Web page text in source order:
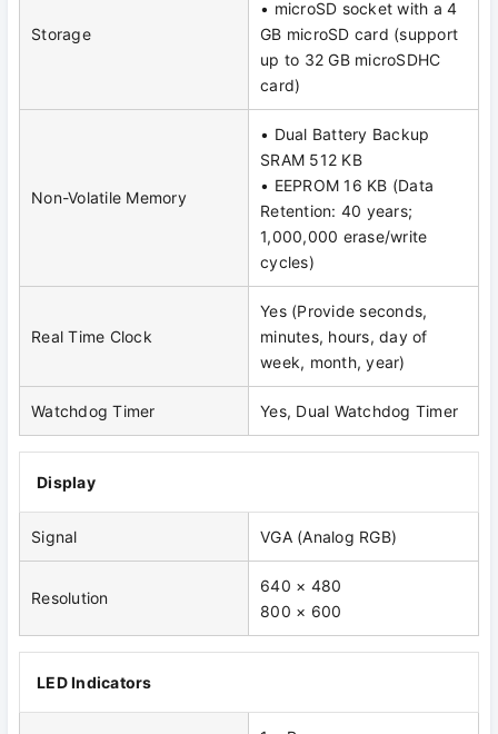
Storage
• microSD socket with a 4
GB microSD card (support
up to 32 GB microSDHC
card)
Non-Volatile Memory
• Dual Battery Backup
SRAM 512 KB
• EEPROM 16 KB (Data
Retention: 40 years;
1,000,000 erase/write
cycles)
Real Time Clock
Yes (Provide seconds,
minutes, hours, day of
week, month, year)
Watchdog Timer Yes, Dual Watchdog Timer
Display
Signal VGA (Analog RGB)
Resolution
640 × 480
800 × 600
LED Indicators